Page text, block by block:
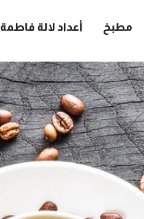
مطبخ أعداد لالة فاطمة